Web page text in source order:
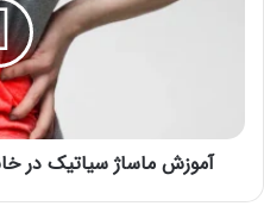
درد
سیاتیکآموزش ماساژ سیاتیک در